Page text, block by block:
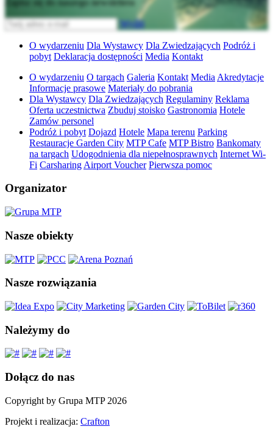
Wyślij
O wydarzeniu Dla Wystawcy Dla Zwiedzających Podróż i
pobyt Deklaracja dostępności Media Kontakt
O wydarzeniu O targach Galeria Kontakt Media Akredytacje
Informacje prasowe Materiały do pobrania
Dla Wystawcy Dla Zwiedzających Regulaminy Reklama
Oferta uczestnictwa Zbuduj stoisko Gastronomia Hotele
Zamów personel
Podróż i pobyt Dojazd Hotele Mapa terenu Parking
Restauracje Garden City MTP Cafe MTP Bistro Bankomaty
na targach Udogodnienia dla niepełnosprawnych Internet Wi-
Fi Carsharing Airport Voucher Pierwsza pomoc
Organizator
Nasze obiekty
Nasze rozwiązania
Należymy do
Dołącz do nas
Copyright by Grupa MTP 2026
Projekt i realizacja: Crafton